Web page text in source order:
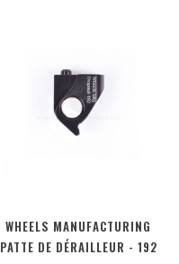
WHEELS MANUFACTURING
PATTE DE DÉRAILLEUR - 192